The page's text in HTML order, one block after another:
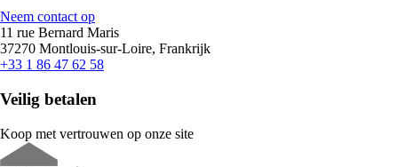
Neem contact op
11 rue Bernard Maris
37270 Montlouis-sur-Loire, Frankrijk
+33 1 86 47 62 58
Veilig betalen
Koop met vertrouwen op onze site